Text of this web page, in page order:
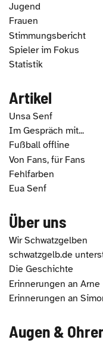
Jugend
Frauen
Stimmungsbericht
Spieler im Fokus
Statistik
Artikel
Unsa Senf
Im Gespräch mit...
Fußball offline
Von Fans, für Fans
Fehlfarben
Eua Senf
Über uns
Wir Schwatzgelben
schwatzgelb.de
Die Geschichte
Erinnerungen an Arne
Erinnerungen an
Augen &